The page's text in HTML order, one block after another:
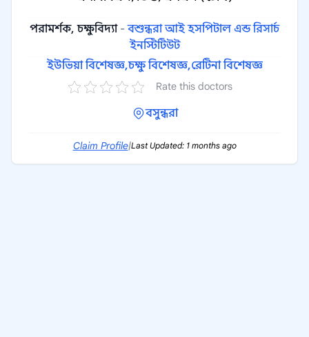
পরামর্শক, চক্ষুবিদ্যা -বশুন্ধরা আই হসপিটাল এন্ড রিসার্চ
ইনস্টিটিউট
ইউভিয়া বিশেষজ্ঞ,চক্ষু বিশেষজ্ঞ,রেটিনা বিশেষজ্ঞ
Rate this doctors
বসুন্ধরা
Claim Profile|Last Updated: 1 months ago